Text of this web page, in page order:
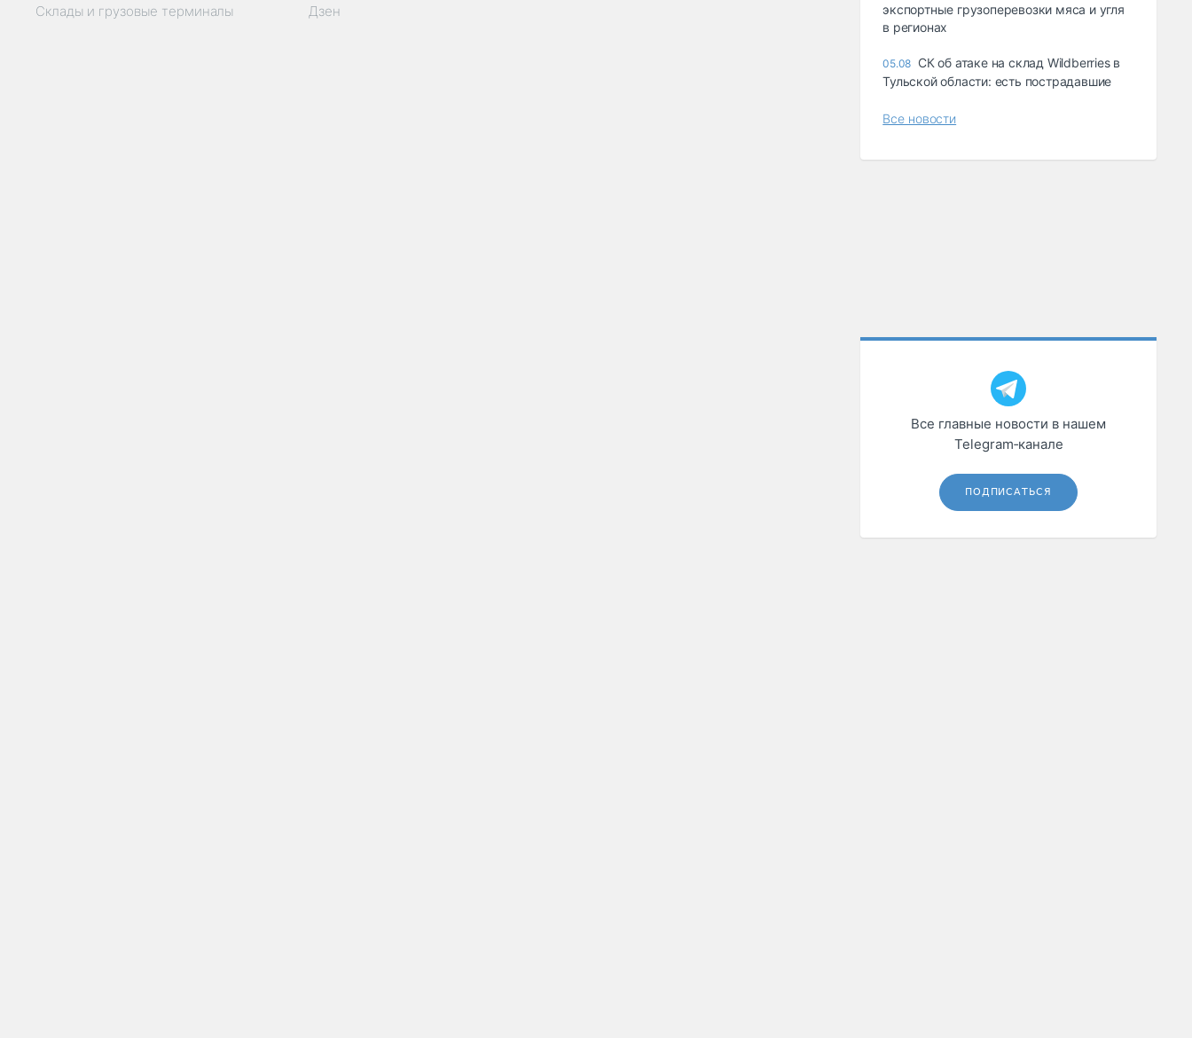
Склады и грузовые терминалы Дзен
экспортные грузоперевозки мяса и угля
в регионах
05.08 СК об атаке на склад Wildberries в
Тульской области: есть пострадавшие
Все новости
Все главные новости в нашем
Telegram‑канале
ПОДПИСАТЬСЯ